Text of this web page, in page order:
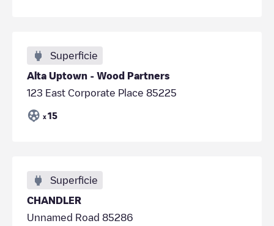
Superficie
Alta Uptown - Wood Partners
123 East Corporate Place 85225
x 15
Superficie
CHANDLER
Unnamed Road 85286